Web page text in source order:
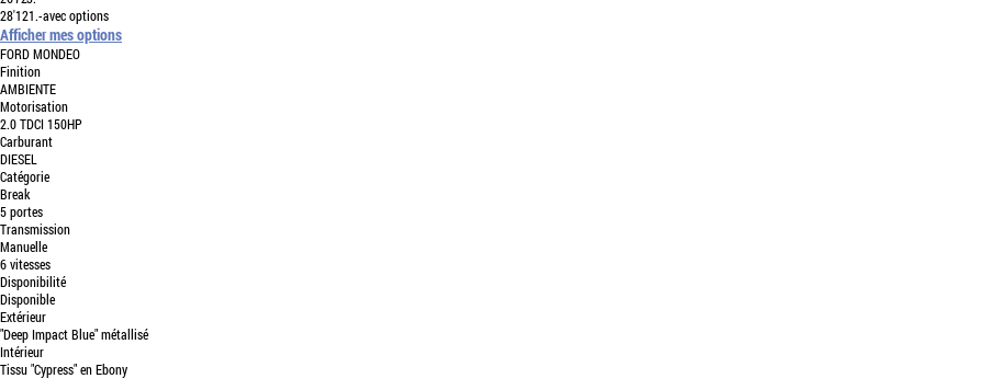
28'121.-avec options
Afficher mes options
FORDMONDEO
Finition
AMBIENTE
Motorisation
2.0 TDCI 150HP
Carburant
DIESEL
Catégorie
Break
5portes
Transmission
Manuelle
6vitesses
Disponibilité
Disponible
Extérieur
"Deep Impact Blue" métallisé
Intérieur
Tissu "Cypress" en Ebony